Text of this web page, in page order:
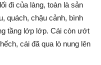
đi của làng, toàn là sản
quách, chậu cảnh, bình
tầng lớp lớp. Cái còn ướt
cái đã qua lò nung lên